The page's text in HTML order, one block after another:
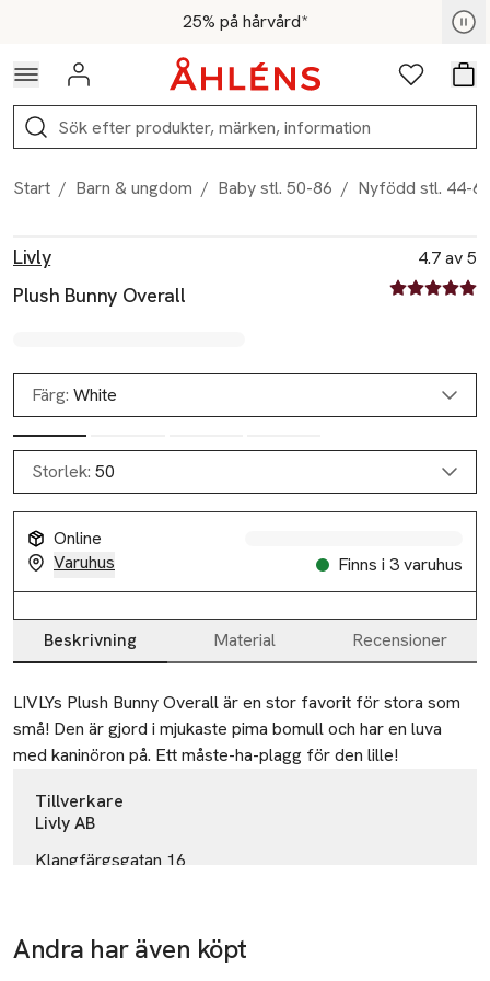
Hoppa till navigationsmenyn25% på hårvård*
För medlemmar - Shoppa nu
Logga in Favoriter
Sök
Start / Barn & ungdom / Baby stl. 50-86 / Nyfödd stl. 44-
Livly
Plush Bunny Overall
4.7 av 5
4.7 av fem
Färg: White
Storlek: 50
Online
Varuhus
Finns i 3 varuhus
Beskrivning Material Recensioner
Beskrivning
LIVLYs Plush Bunny Overall är en stor favorit för stora som
små! Den är gjord i mjukaste pima bomull och har en luva
med kaninöron på. Ett måste-ha-plagg för den lille!
Tillverkare
Livly AB
Klangfärgsgatan 16
E-post
info@livlyclothing.com
Andra har även köpt